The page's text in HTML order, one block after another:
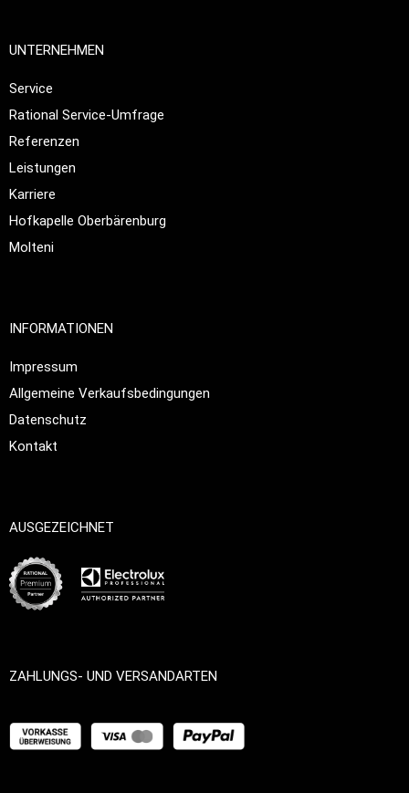
UNTERNEHMEN
Service
Rational Service-Umfrage
Referenzen
Leistungen
Karriere
Hofkapelle Oberbärenburg
Molteni
INFORMATIONEN
Impressum
Allgemeine Verkaufsbedingungen
Datenschutz
Kontakt
AUSGEZEICHNET
ZAHLUNGS- UND VERSANDARTEN